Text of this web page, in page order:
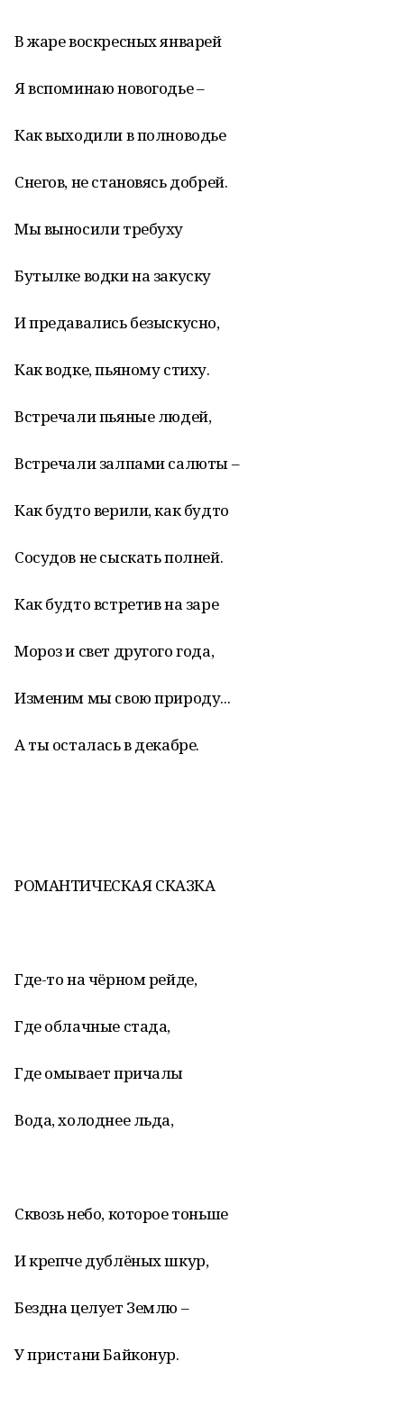
В жаре воскресных январей
Я вспоминаю новогодье –
Как выходили в полноводье
Снегов, не становясь добрей.
Мы выносили требуху
Бутылке водки на закуску
И предавались безыскусно,
Как водке, пьяному стиху.
Встречали пьяные людей,
Встречали залпами салюты –
Как будто верили, как будто
Сосудов не сыскать полней.
Как будто встретив на заре
Мороз и свет другого года,
Изменим мы свою природу...
А ты осталась в декабре.
РОМАНТИЧЕСКАЯ СКАЗКА
Где-то на чёрном рейде,
Где облачные стада,
Где омывает причалы
Вода, холоднее льда,
Сквозь небо, которое тоньше
И крепче дублёных шкур,
Бездна целует Землю –
У пристани Байконур.